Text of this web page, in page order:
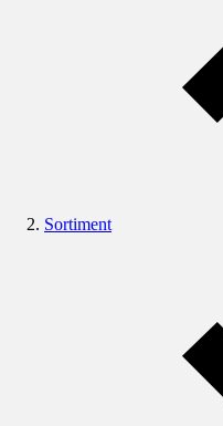
Sortiment